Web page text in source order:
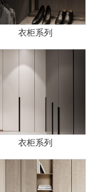
衣柜系列
衣柜系列